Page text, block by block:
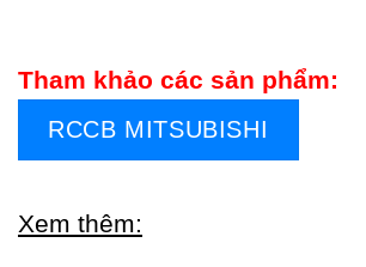
Tham khảo các sản phẩm:
RCCB MITSUBISHI
Xem thêm: